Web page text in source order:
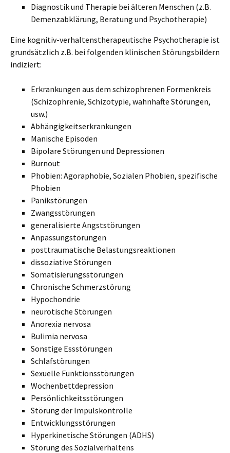
Diagnostik und Therapie bei älteren Menschen (z.B.
Demenzabklärung, Beratung und Psychotherapie)
Eine kognitiv-verhaltenstherapeutische Psychotherapie ist
grundsätzlich z.B. bei folgenden klinischen Störungsbildern
indiziert:
Erkrankungen aus dem schizophrenen Formenkreis
(Schizophrenie, Schizotypie, wahnhafte Störungen,
usw.)
Abhängigkeitserkrankungen
Manische Episoden
Bipolare Störungen und Depressionen
Burnout
Phobien: Agoraphobie, Sozialen Phobien, spezifische
Phobien
Panikstörungen
Zwangsstörungen
generalisierte Angststörungen
Anpassungstörungen
posttraumatische Belastungsreaktionen
dissoziative Störungen
Somatisierungsstörungen
Chronische Schmerzstörung
Hypochondrie
neurotische Störungen
Anorexia nervosa
Bulimia nervosa
Sonstige Essstörungen
Schlafstörungen
Sexuelle Funktionsstörungen
Wochenbettdepression
Persönlichkeitsstörungen
Störung der Impulskontrolle
Entwicklungsstörungen
Hyperkinetische Störungen (ADHS)
Störung des Sozialverhaltens